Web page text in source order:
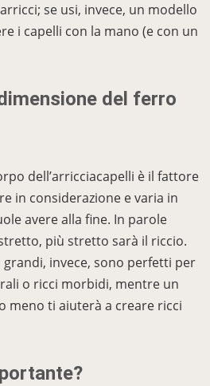
se usi, invece, un modello
i capelli con la mano (e con un
del ferro
dell’arricciacapelli è il fattore
in considerazione e varia in
avere alla fine. In parole
più stretto sarà il riccio.
invece, sono perfetti per
o ricci morbidi, mentre un
meno ti aiuterà a creare ricci